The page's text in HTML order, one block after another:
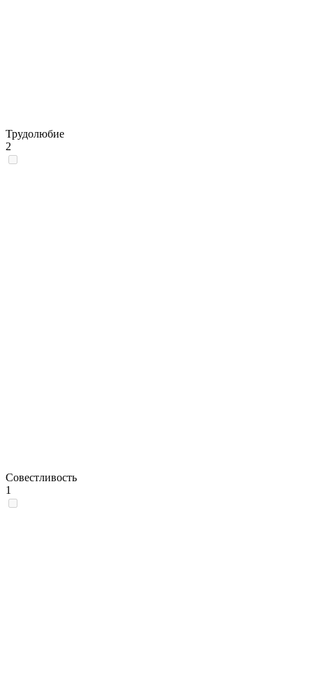
Трудолюбие
2
Совестливость
1